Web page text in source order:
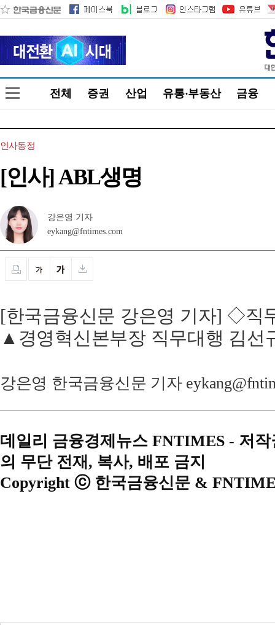
전체 증권 산업 유통·부동산 금융
인사동정
[인사] ABL생명
강은영 기자
eykang@fntimes.com
[한국금융신문 강은영 기자] ◇직
▲경영혁신본부장 직무대행 김선
강은영 한국금융신문 기자
데일리 금융경제뉴스 FNTIMES - 저
의 무단 전재, 복사, 배포 금지
Copyright ⓒ 한국금융신문 &